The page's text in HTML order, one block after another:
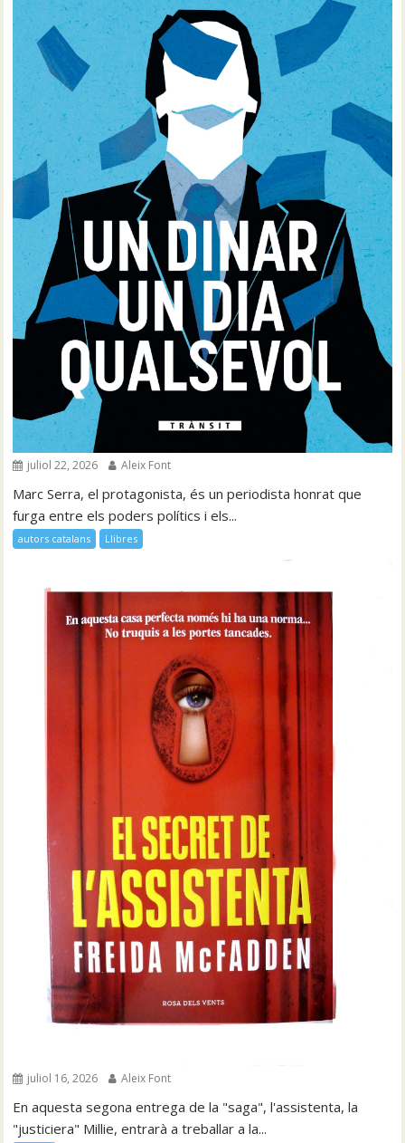
juliol 22, 2026 Aleix Font
Marc Serra, el protagonista, és un periodista honrat que
furga entre els poders polítics i els...
autors catalans Llibres
juliol 16, 2026 Aleix Font
En aquesta segona entrega de la "saga", l'assistenta, la
"justiciera" Millie, entrarà a treballar a la...